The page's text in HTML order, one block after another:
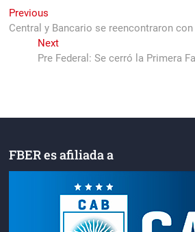
Navegación
de
entradas
Previous
post:
Central y Bancario se reencontraron
NextNext
post:
Pre Federal: Se cerró la Primera
FBER es afiliada a